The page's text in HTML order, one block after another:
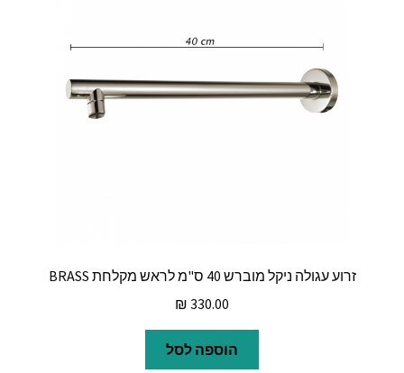
זרוע עגולה ניקל מוברש 40 ס"מ לראש מקלחת BRASS
₪ 330.00
הוספה לסל